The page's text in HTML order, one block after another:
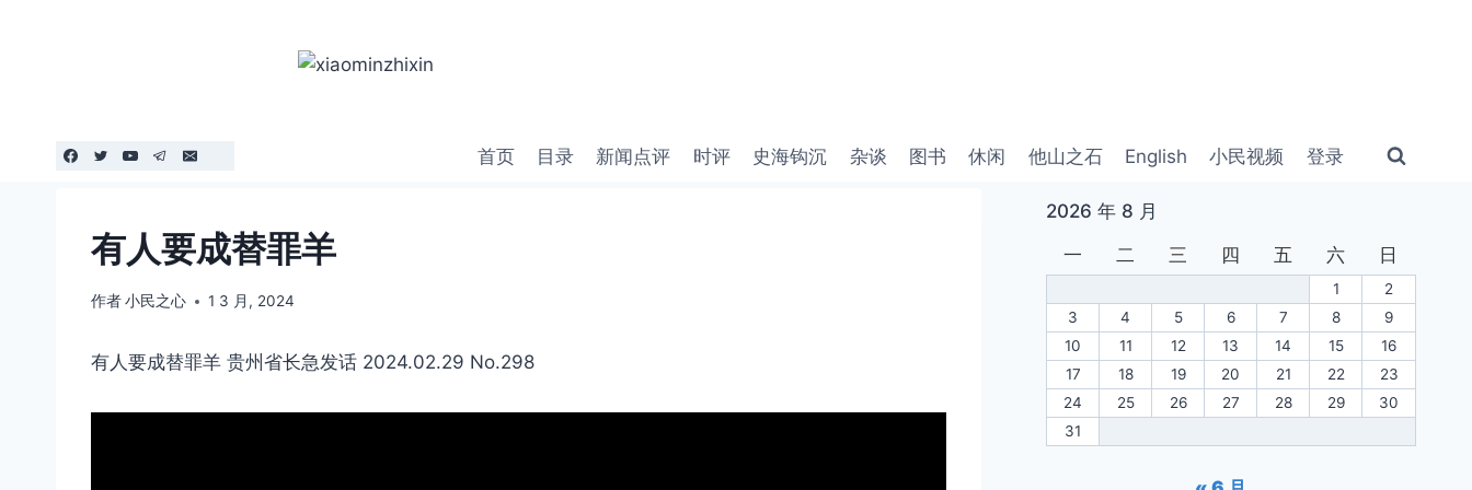
首页 目录 新闻点评 时评 史海钩沉 杂谈 图书 休闲 他山之石 English 小民视频 登录
有人要成替罪羊
作者小民之心 1 3 月, 2024
有人要成替罪羊 贵州省长急发话 2024.02.29 No.298
2026 年 8 月
一
二 三 四 五 六 日
1
2
3
4 5 6 7 8
9
10
11 12 13 14 15
16
17
18 19 20 21 22
23
24
25 26 27 28 29
30
31